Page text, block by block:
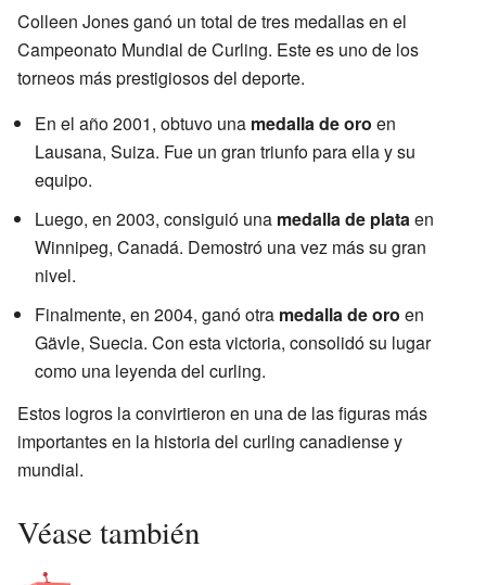
Colleen Jones ganó un total de tres medallas en el
Campeonato Mundial de Curling. Este es uno de los
torneos más prestigiosos del deporte.
En el año 2001, obtuvo una medalla de oro en
Lausana, Suiza. Fue un gran triunfo para ella y su
equipo.
Luego, en 2003, consiguió una medalla de plataen
Winnipeg, Canadá. Demostró una vez más su gran
nivel.
Finalmente, en 2004, ganó otra medalla de oro en
Gävle, Suecia. Con esta victoria, consolidó su lugar
como una leyenda del curling.
Estos logros la convirtieron en una de las figuras más
importantes en la historia del curling canadiense y
mundial.
Véase también